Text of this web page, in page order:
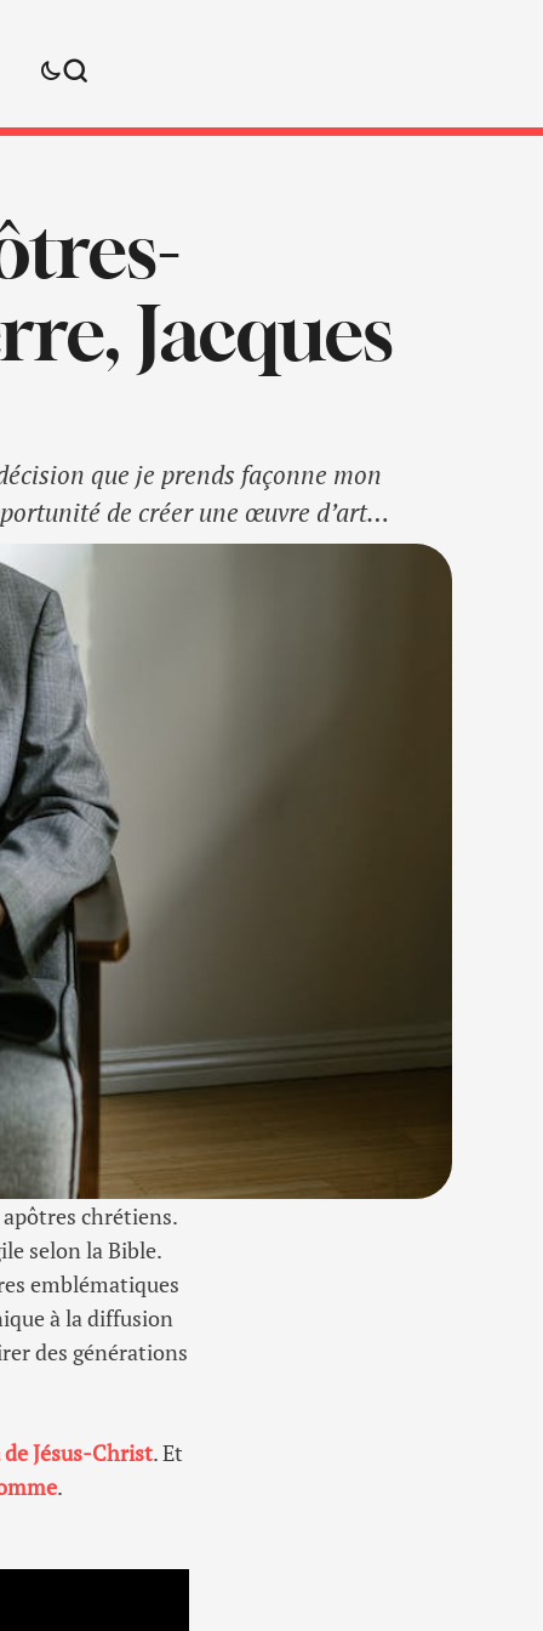
Jacques
que je prends façonne mon
de créer une œuvre d’art
chrétiens.
selon la Bible.
emblématiques
à la diffusion
des générations
de Jésus-Christ. Et
.